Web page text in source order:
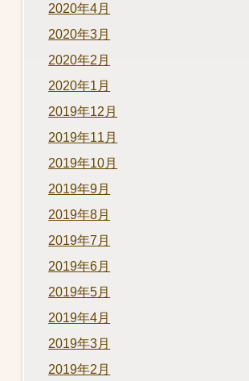
2020年4月
2020年3月
2020年2月
2020年1月
2019年12月
2019年11月
2019年10月
2019年9月
2019年8月
2019年7月
2019年6月
2019年5月
2019年4月
2019年3月
2019年2月